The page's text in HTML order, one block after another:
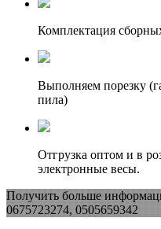
Комплектация
Выполняем порезку
пила)
Отгрузка оптом и в
электронные весы.
Получить больше
0675723274, 0505659342